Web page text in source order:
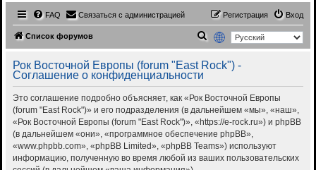
FAQ Связаться с администрацией Вход
Регистрация
Список форумов
и
с
к
Рок Восточной Европы (forum "East Rock") -
Соглашение о конфиденциальности
Это соглашение подробно объясняет, как «Рок Восточной Европы
(forum "East Rock")» и его подразделения (в дальнейшем «мы», «наш»,
«Рок Восточной Европы (forum "East Rock")», «https://e-rock.ru») и phpBB
(в дальнейшем «они», «программное обеспечение phpBB»,
«www.phpbb.com», «phpBB Limited», «phpBB Teams») используют
информацию, полученную во время любой из ваших пользовательских